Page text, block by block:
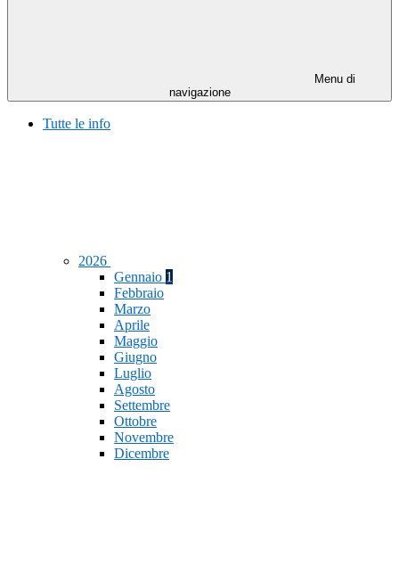
Menu di
navigazione
Tutte le info
2026
Gennaio 1
Febbraio
Marzo
Aprile
Maggio
Giugno
Luglio
Agosto
Settembre
Ottobre
Novembre
Dicembre